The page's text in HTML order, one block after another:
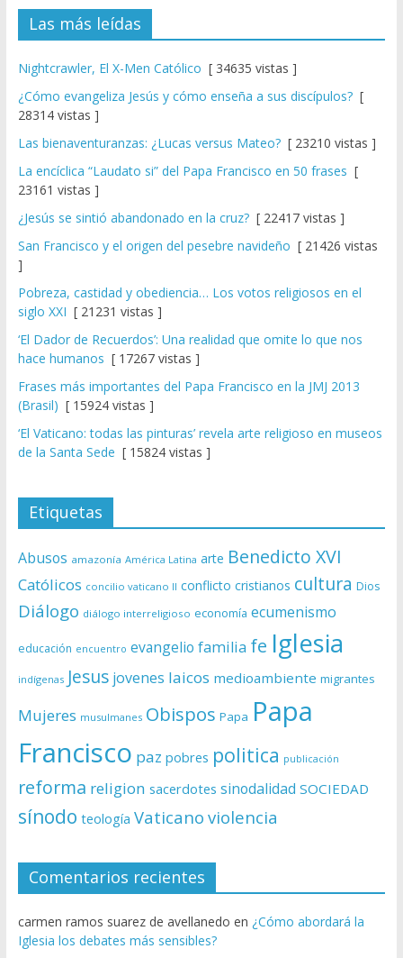
Las más leídas
Nightcrawler, El X-Men Católico [ 34635 vistas ]
¿Cómo evangeliza Jesús y cómo enseña a sus discípulos?[
28314 vistas ]
Las bienaventuranzas: ¿Lucas versus Mateo?[ 23210 vistas ]
La encíclica “Laudato si” del Papa Francisco en 50 frases [
23161 vistas ]
¿Jesús se sintió abandonado en la cruz?[ 22417 vistas ]
San Francisco y el origen del pesebre navideño [ 21426 vistas
]
Pobreza, castidad y obediencia… Los votos religiosos en el
siglo XXI [ 21231 vistas ]
‘El Dador de Recuerdos’: Una realidad que omite lo que nos
hace humanos [ 17267 vistas ]
Frases más importantes del Papa Francisco en la JMJ 2013
(Brasil) [ 15924 vistas ]
‘El Vaticano: todas las pinturas’ revela arte religioso en museos
de la Santa Sede [ 15824 vistas ]
Etiquetas
Abusos amazonía América Latina arte Benedicto XVI
Católicos concilio vaticano II conflicto cristianos cultura Dios
Diálogo diálogo interreligioso economía ecumenismo
educación encuentro evangelio familia fe Iglesia
indígenas Jesus jovenes laicos medioambiente migrantes
Mujeres musulmanes Obispos Papa Papa
Francisco paz pobres politica publicación
reforma religion sacerdotes sinodalidad SOCIEDAD
sínodo teología Vaticano violencia
Comentarios recientes
carmen ramos suarez de avellanedo en ¿Cómo abordará la
Iglesia los debates más sensibles?